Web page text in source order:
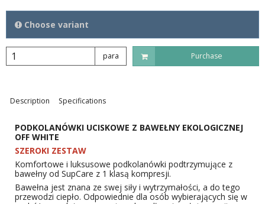
Choose variant
para Purchase
Description Specifications
PODKOLANÓWKI UCISKOWE Z BAWEŁNY EKOLOGICZNEJ
OFF WHITE
SZEROKI ZESTAW
Komfortowe i luksusowe podkolanówki podtrzymujące z
bawełny od SupCare z 1 klasą kompresji.
Bawełna jest znana ze swej siły i wytrzymałości, a do tego
przewodzi ciepło. Odpowiednie dla osób wybierających się w